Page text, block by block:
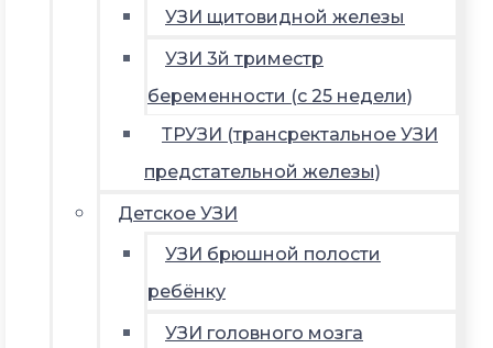
УЗИ щитовидной железы
УЗИ 3й триместр
беременности (с 25 недели)
ТРУЗИ (трансректальное УЗИ
предстательной железы)
Детское УЗИ
УЗИ брюшной полости
ребёнку
УЗИ головного мозга